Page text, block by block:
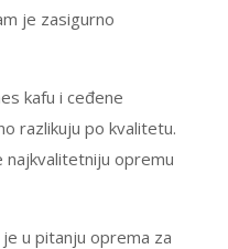
je zasigurno
kafu i ceđene
razlikuju po kvalitetu.
opremu
u pitanju oprema za